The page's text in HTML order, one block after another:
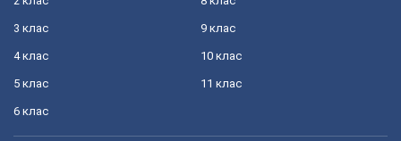
3 клас
4 клас
5 клас
6 клас
9 клас
10 клас
11 клас